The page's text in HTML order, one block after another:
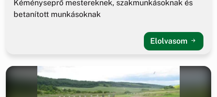
Kéményseprő mestereknek, szakmunkásoknak és
betanított munkásoknak
Elolvasom